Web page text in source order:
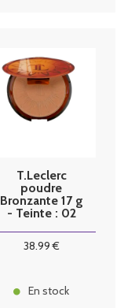
T.Leclerc
poudre
Bronzante 17 g
- Teinte : 02
38.99€
En stock